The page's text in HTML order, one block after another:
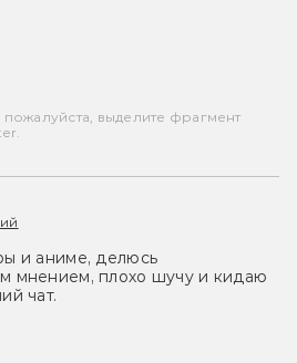
выделите фрагмент
и аниме, делюсь
мнением, плохо шучу и кидаю
чат.